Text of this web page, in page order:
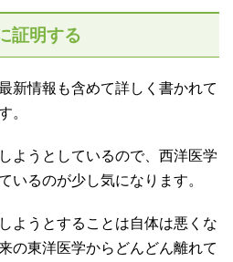
証明する
新情報も含めて詳しく書かれて
。
ようとしているので、西洋医学
いるのが少し気になります。
ようとすることは自体は悪くな
の東洋医学からどんどん離れて